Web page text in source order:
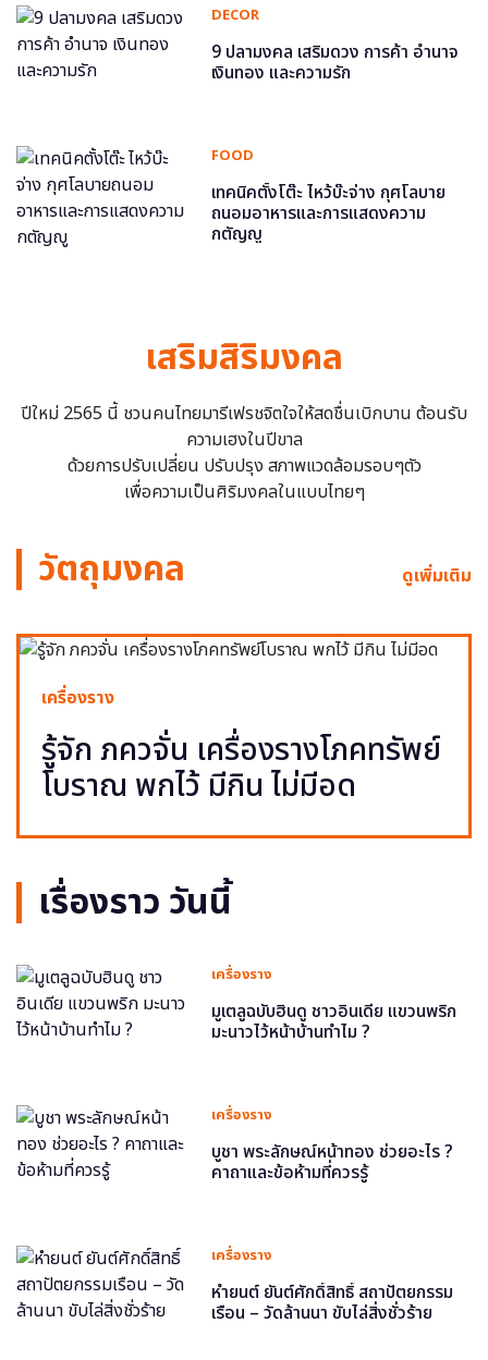
DECOR
9 ปลามงคล เสริมดวง การค้า อำนาจ
เงินทอง และความรัก
FOOD
เทคนิคตั้งโต๊ะ ไหว้บ๊ะจ่าง กุศโลบาย
ถนอมอาหารและการแสดงความ
กตัญญู
เสริมสิริมงคล
ปีใหม่ 2565 นี้ ชวนคนไทยมารีเฟรชจิตใจให้สดชื่นเบิกบาน ต้อนรับ
ความเฮงในปีขาล
ด้วยการปรับเปลี่ยน ปรับปรุง สภาพแวดล้อมรอบๆตัว
เพื่อความเป็นศิริมงคลในแบบไทยๆ
วัตถุมงคล ดูเพิ่มเติม
เครื่องราง
รู้จัก ภควจั่น เครื่องรางโภคทรัพย์
โบราณ พกไว้ มีกิน ไม่มีอด
เรื่องราว วันนี้
เครื่องราง
มูเตลูฉบับฮินดู ชาวอินเดีย แขวนพริก
มะนาวไว้หน้าบ้านทำไม ?
เครื่องราง
บูชา พระลักษณ์หน้าทอง ช่วยอะไร ?
คาถาและข้อห้ามที่ควรรู้
เครื่องราง
หำยนต์ ยันต์ศักดิ์สิทธิ์ สถาปัตยกรรม
เรือน – วัดล้านนา ขับไล่สิ่งชั่วร้าย